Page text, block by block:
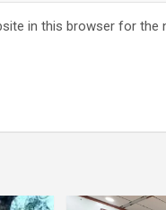
in this browser for the